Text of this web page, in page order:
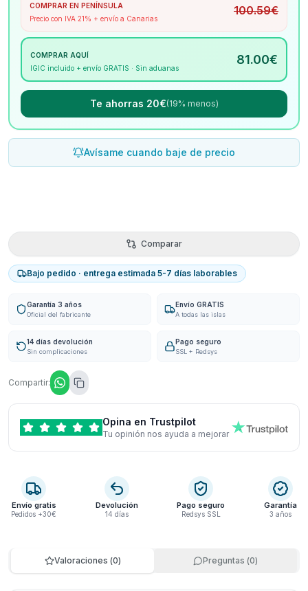
COMPRAR EN PENÍNSULA
Precio con IVA 21% + envío a Canarias
100.59€
COMPRAR AQUÍ
IGIC incluido + envío GRATIS · Sin aduanas
81.00€
Te ahorras 20€(19% menos)
Avísame cuando baje de precio
Comparar
Bajo pedido · entrega estimada 5-7 días laborables
Garantía 3 años
Oficial del fabricante
Envío GRATIS
A todas las islas
14 días devolución
Sin complicaciones
Pago seguro
SSL + Redsys
Compartir:
Opina en Trustpilot
Tu opinión nos ayuda a mejorar
Envío gratis
Pedidos +30€
Devolución
14 días
Pago seguro
Redsys SSL
Garantía
3 años
Valoraciones (0) Preguntas (0)